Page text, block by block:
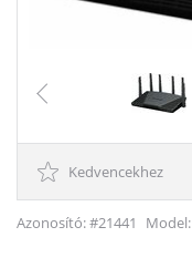
Kedvencekhez
Azonosító: #21441 Model: